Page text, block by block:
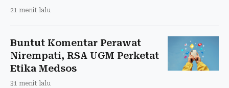
21 menit lalu
Buntut Komentar Perawat
Nirempati, RSA UGM Perketat
Etika Medsos
31 menit lalu